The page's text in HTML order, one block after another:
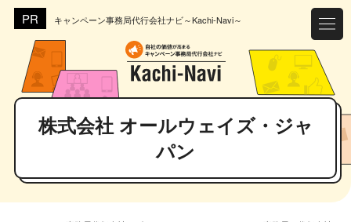
キャンペーン事務局代行会社ナビ～Kachi-Navi～
株式会社 オールウェイズ・ジャ
パン